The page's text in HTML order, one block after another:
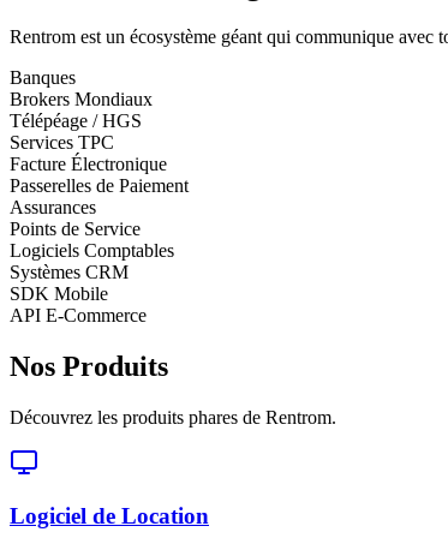
Rentrom est un écosystème géant qui communique avec
Banques
Brokers Mondiaux
Télépéage / HGS
Services TPC
Facture Électronique
Passerelles de Paiement
Assurances
Points de Service
Logiciels Comptables
Systèmes CRM
SDK Mobile
API E-Commerce
Nos Produits
Découvrez les produits phares de Rentrom.
Logiciel de Location